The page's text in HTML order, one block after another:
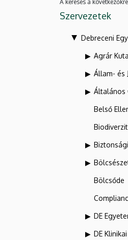
A keresés a
Szervezetek
Debreceni
Agrár
Állam- és
Általános
Belső
Bölcsőde
DE
DE